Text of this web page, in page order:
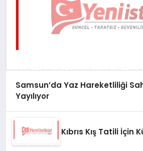
Samsun’da Yaz Hareketliliği
Yayılıyor
Kıbrıs Kış Tatili İçin